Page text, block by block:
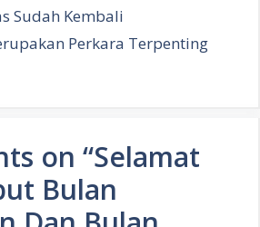
Sudah Kembali
Perkara Terpenting
on “Selamat
Bulan